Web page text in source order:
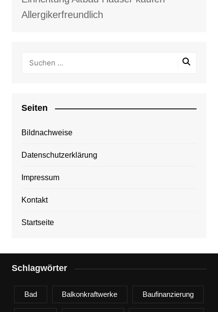
Allergikerfreundlich
Seiten
Bildnachweise
Datenschutzerklärung
Impressum
Kontakt
Startseite
Schlagwörter
Bad Balkonkraftwerke Baufinanzierung